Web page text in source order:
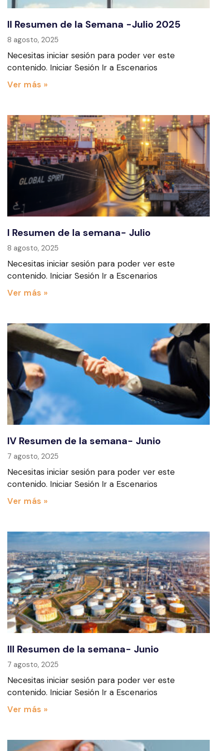
II Resumen de la Semana -Julio 2025
8 agosto, 2025
Necesitas iniciar sesión para poder ver este
contenido. Iniciar Sesión Ir a Escenarios
Ver más »
I Resumen de la semana- Julio
8 agosto, 2025
Necesitas iniciar sesión para poder ver este
contenido. Iniciar Sesión Ir a Escenarios
Ver más »
IV Resumen de la semana- Junio
7 agosto, 2025
Necesitas iniciar sesión para poder ver este
contenido. Iniciar Sesión Ir a Escenarios
Ver más »
III Resumen de la semana- Junio
7 agosto, 2025
Necesitas iniciar sesión para poder ver este
contenido. Iniciar Sesión Ir a Escenarios
Ver más »